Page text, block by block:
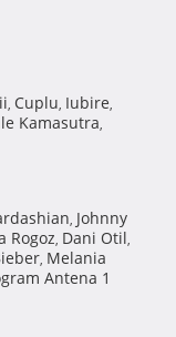
, Cuplu, Iubire,
Kamasutra,
, Johnny
Rogoz, Dani Otil,
, Melania
Antena 1